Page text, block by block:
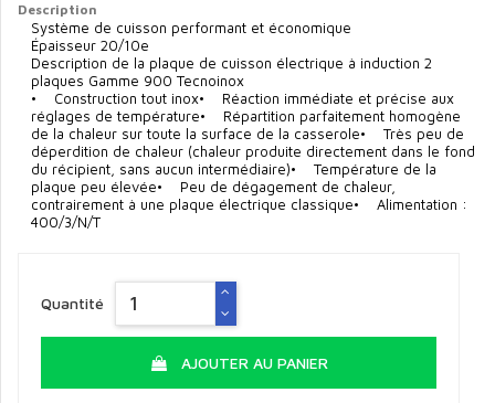
Description
Système de cuisson performant et économique
Épaisseur 20/10e
Description de la plaque de cuisson électrique à induction 2
plaques Gamme 900 Tecnoinox
• Construction tout inox• Réaction immédiate et précise aux
réglages de température• Répartition parfaitement homogène
de la chaleur sur toute la surface de la casserole• Très peu de
déperdition de chaleur (chaleur produite directement dans le fond
du récipient, sans aucun intermédiaire)• Température de la
plaque peu élevée• Peu de dégagement de chaleur,
contrairement à une plaque électrique classique• Alimentation :
400/3/N/T
Quantité
AJOUTER AU PANIER